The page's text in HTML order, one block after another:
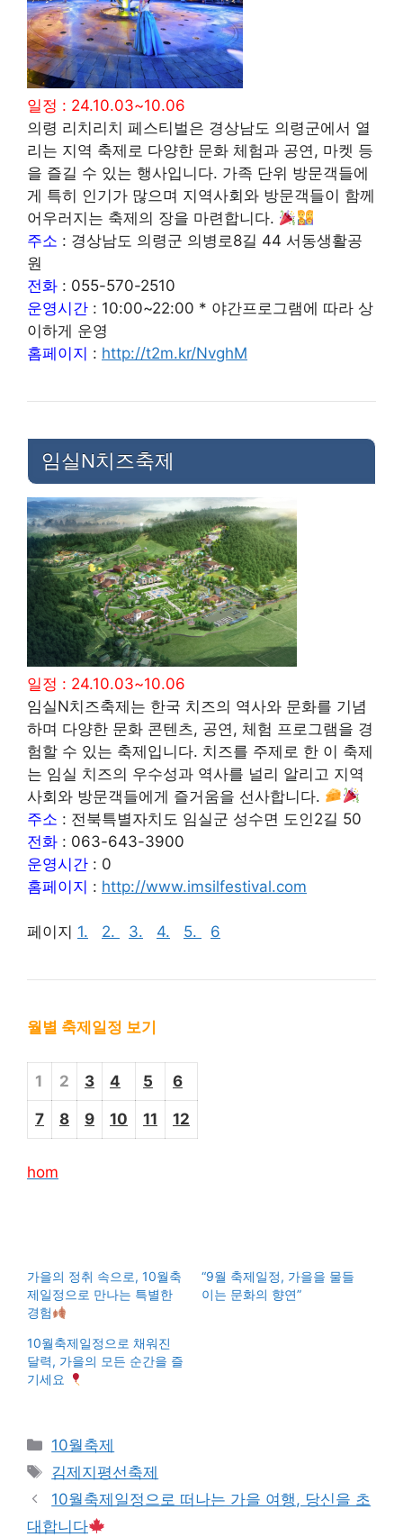
일정 : 24.10.03~10.06
의령 리치리치 페스티벌은 경상남도 의령군에서 열
리는 지역 축제로 다양한 문화 체험과 공연, 마켓 등
을 즐길 수 있는 행사입니다. 가족 단위 방문객들에
게 특히 인기가 많으며 지역사회와 방문객들이 함께
어우러지는 축제의 장을 마련합니다.
주소 : 경상남도 의령군 의병로8길 44 서동생활공
원
전화 : 055-570-2510
운영시간 : 10:00~22:00 * 야간프로그램에 따라 상
이하게 운영
홈페이지 : http://t2m.kr/NvghM
임실N치즈축제
일정 : 24.10.03~10.06
임실N치즈축제는 한국 치즈의 역사와 문화를 기념
하며 다양한 문화 콘텐츠, 공연, 체험 프로그램을 경
험할 수 있는 축제입니다. 치즈를 주제로 한 이 축제
는 임실 치즈의 우수성과 역사를 널리 알리고 지역
사회와 방문객들에게 즐거움을 선사합니다.
주소 : 전북특별자치도 임실군 성수면 도인2길 50
전화 : 063-643-3900
운영시간 : 0
홈페이지 : http://www.imsilfestival.com
페이지 1. 2. 3. 4. 5. 6
월별 축제일정 보기
1 2 3 4 5 6
7 8 9 10 11 12
hom
가을의 정취 속으로, 10월축
제일정으로 만나는 특별한
경험
“9월 축제일정, 가을을 물들
이는 문화의 향연”
10월축제일정으로 채워진
달력, 가을의 모든 순간을 즐
기세요
Categories
10월축제
Tags
김제지평선축제
10월축제일정으로 떠나는 가을 여행, 당신을 초
대합니다